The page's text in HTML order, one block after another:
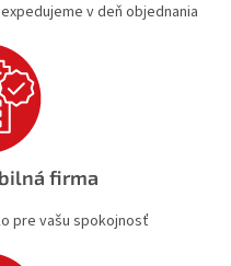
v deň objednania
firma
pre vašu spokojnosť